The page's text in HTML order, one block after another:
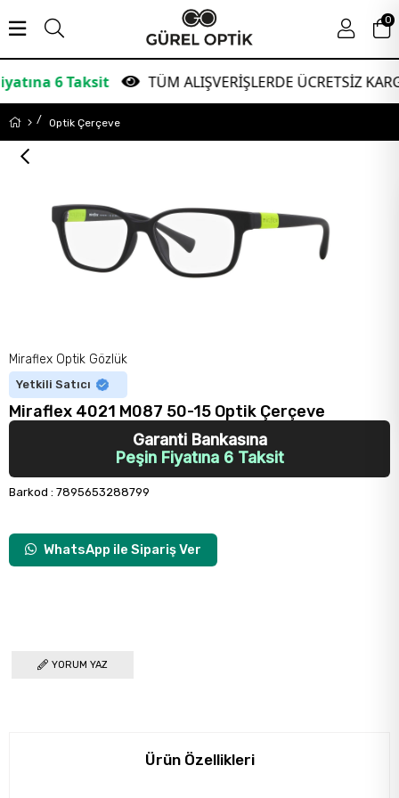
6 Taksit TÜM ALIŞVERİŞLERDE ÜCRETSİZ KARGO!
0
Optik Çerçeve
Miraflex Optik Gözlük
Yetkili Satıcı
Miraflex 4021 M087 50-15 Optik Çerçeve
Garanti Bankasına
Peşin Fiyatına 6 Taksit
Barkod : 7895653288799
WhatsApp ile Sipariş Ver
YORUM YAZ
Ürün Özellikleri